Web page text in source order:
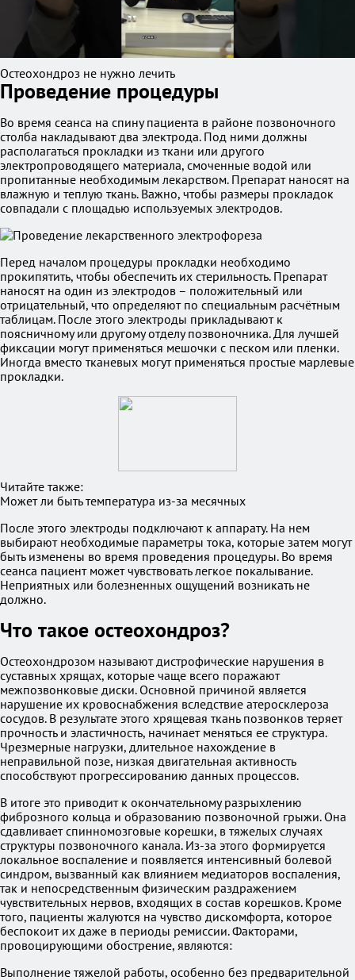
Остеохондроз не нужно лечить
Проведение процедуры
Во время сеанса на спину пациента в районе позвоночного
столба накладывают два электрода. Под ними должны
располагаться прокладки из ткани или другого
электропроводящего материала, смоченные водой или
пропитанные необходимым лекарством. Препарат наносят на
влажную и теплую ткань. Важно, чтобы размеры прокладок
совпадали с площадью используемых электродов.
Перед началом процедуры прокладки необходимо
прокипятить, чтобы обеспечить их стерильность. Препарат
наносят на один из электродов – положительный или
отрицательный, что определяют по специальным расчётным
таблицам. После этого электроды прикладывают к
поясничному или другому отделу позвоночника. Для лучшей
фиксации могут применяться мешочки с песком или пленки.
Иногда вместо тканевых могут применяться простые марлевые
прокладки.
Читайте также:
Может ли быть температура из-за месячных
После этого электроды подключают к аппарату. На нем
выбирают необходимые параметры тока, которые затем могут
быть изменены во время проведения процедуры. Во время
сеанса пациент может чувствовать легкое покалывание.
Неприятных или болезненных ощущений возникать не
должно.
Что такое остеохондроз?
Остеохондрозом называют дистрофические нарушения в
суставных хрящах, которые чаще всего поражают
межпозвонковые диски. Основной причиной является
нарушение их кровоснабжения вследствие атеросклероза
сосудов. В результате этого хрящевая ткань позвонков теряет
прочность и эластичность, начинает меняться ее структура.
Чрезмерные нагрузки, длительное нахождение в
неправильной позе, низкая двигательная активность
способствуют прогрессированию данных процессов.
В итоге это приводит к окончательному разрыхлению
фиброзного кольца и образованию позвоночной грыжи. Она
сдавливает спинномозговые корешки, в тяжелых случаях
структуры позвоночного канала. Из-за этого формируется
локальное воспаление и появляется интенсивный болевой
синдром, вызванный как влиянием медиаторов воспаления,
так и непосредственным физическим раздражением
чувствительных нервов, входящих в состав корешков. Кроме
того, пациенты жалуются на чувство дискомфорта, которое
беспокоит их даже в периоды ремиссии. Факторами,
провоцирующими обострение, являются:
Выполнение тяжелой работы, особенно без предварительной